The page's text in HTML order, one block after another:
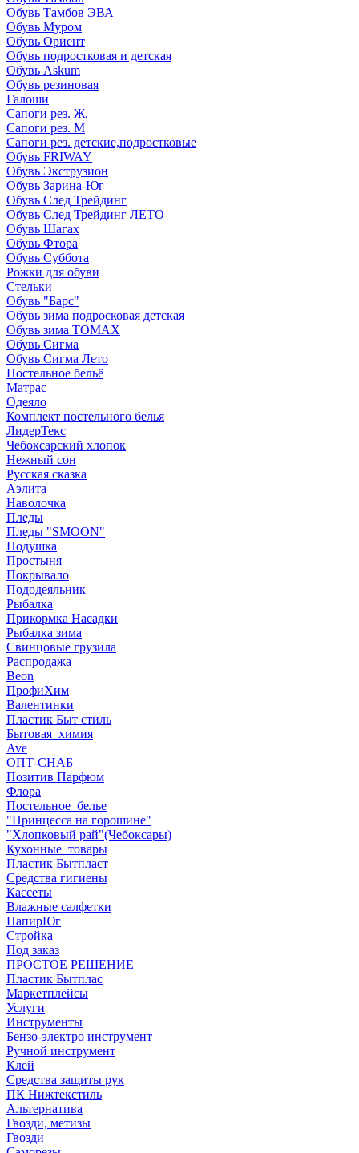
Обувь Тамбов ЭВА
Обувь Муром
Обувь Ориент
Обувь подростковая и детская
Обувь Askum
Обувь резиновая
Галоши
Сапоги рез. Ж.
Сапоги рез. М
Сапоги рез. детские,подростковые
Обувь FRIWAY
Обувь Экструзион
Обувь Зарина-Юг
Обувь След Трейдинг
Обувь След Трейдинг ЛЕТО
Обувь Шагах
Обувь Фтора
Обувь Суббота
Рожки для обуви
Стельки
Обувь "Барс"
Обувь зима подросковая детская
Обувь зима ТОМАХ
Обувь Сигма
Обувь Сигма Лето
Постельное бельё
Матрас
Одеяло
Комплект постельного белья
ЛидерТекс
Чебоксарский хлопок
Нежный сон
Русская сказка
Аэлита
Наволочка
Пледы
Пледы "SMOON"
Подушка
Простыня
Покрывало
Пододеяльник
Рыбалка
Прикормка Насадки
Рыбалка зима
Свинцовые грузила
Распродажа
Beon
ПрофиХим
Валентинки
Пластик Быт стиль
Бытовая_химия
Ave
ОПТ-СНАБ
Позитив Парфюм
Флора
Постельное_белье
"Принцесса на горошине"
"Хлопковый рай"(Чебоксары)
Кухонные_товары
Пластик Бытпласт
Средства гигиены
Кассеты
Влажные салфетки
ПапирЮг
Стройка
Под заказ
ПРОСТОЕ РЕШЕНИЕ
Пластик Бытплас
Маркетплейсы
Услуги
Инструменты
Бензо-электро инструмент
Ручной инструмент
Клей
Средства защиты рук
ПК Нижтекстиль
Альтернатива
Гвозди, метизы
Гвозди